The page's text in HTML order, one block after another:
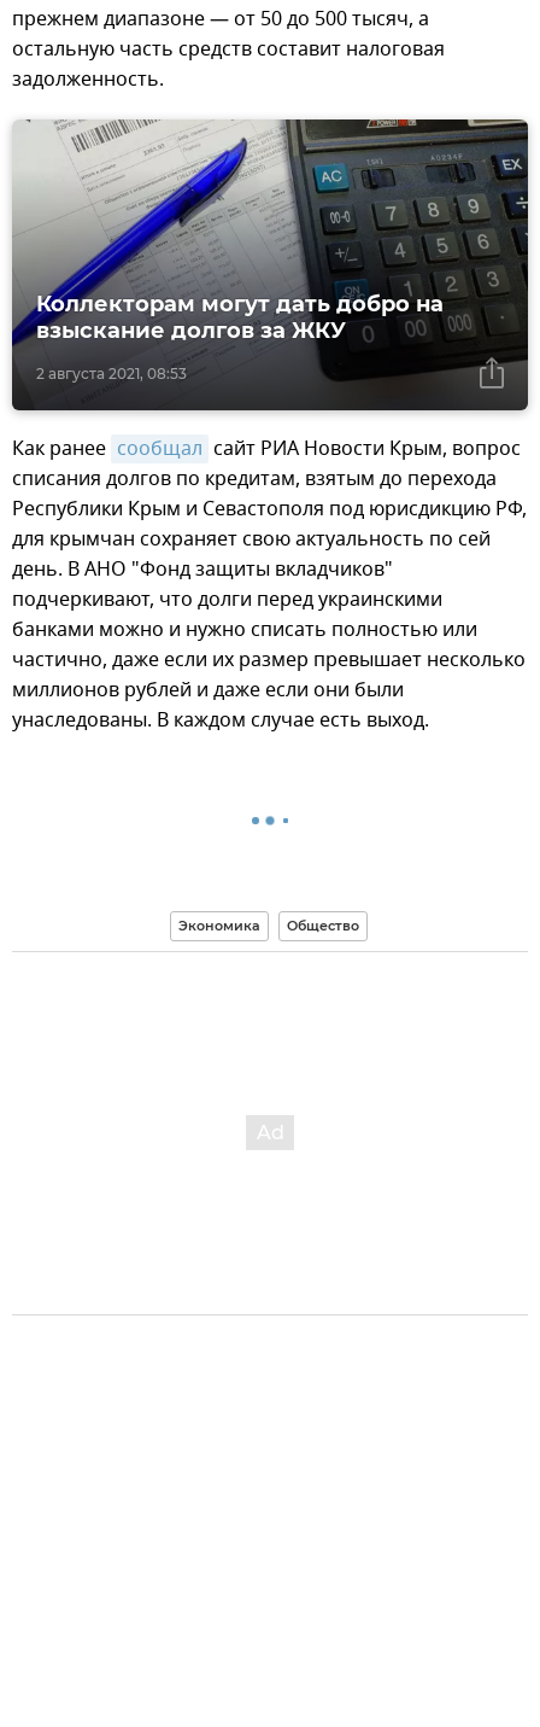
прежнем диапазоне — от 50 до 500 тысяч, а
остальную часть средств составит налоговая
задолженность.
2 августа 2021, 08:53
Коллекторам могут дать добро на
взыскание долгов за ЖКУ
Как ранее сообщал сайт РИА Новости Крым, вопрос
списания долгов по кредитам, взятым до перехода
Республики Крым и Севастополя под юрисдикцию РФ,
для крымчан сохраняет свою актуальность по сей
день. В АНО "Фонд защиты вкладчиков"
подчеркивают, что долги перед украинскими
банками можно и нужно списать полностью или
частично, даже если их размер превышает несколько
миллионов рублей и даже если они были
унаследованы. В каждом случае есть выход.
Экономика Общество